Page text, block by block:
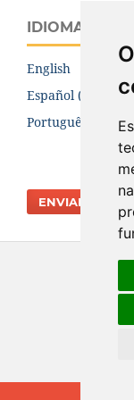
IDIOMA
English
Español (España)
Português (Brasil)
ENVIAR